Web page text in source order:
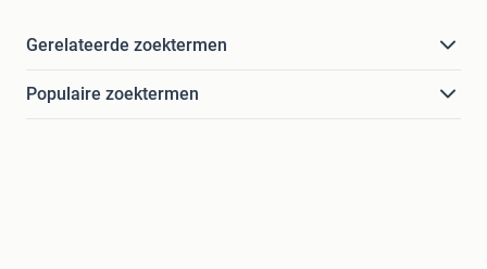
Gerelateerde zoektermen
Populaire zoektermen